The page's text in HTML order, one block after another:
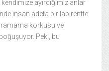
ayırdığımız anlar
insan adeta bir labirentte
korkusu ve
Peki, bu